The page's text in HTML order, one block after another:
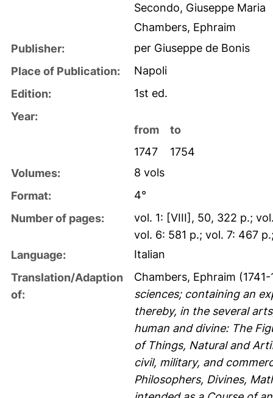
Secondo, Giuseppe Maria
Chambers, Ephraim
Publisher:
per Giuseppe de Bonis
Place of Publication:
Napoli
Edition:
1st ed.
Year:
from
to
1747
1754
Volumes:
8 vols
Format:
4°
Number of pages:
vol. 1: [VIII], 50, 322 p.;
vol. 6: 581 p.; vol. 7: 467
Language:
Italian
Translation/Adaption
of:
Chambers, Ephraim
sciences; containing an
thereby, in the several
human and divine: The
of Things, Natural and
civil, military, and
Philosophers, Divines,